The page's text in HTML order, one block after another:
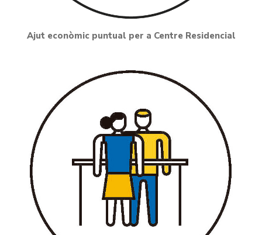
Ajut econòmic puntual per a Centre Residencial